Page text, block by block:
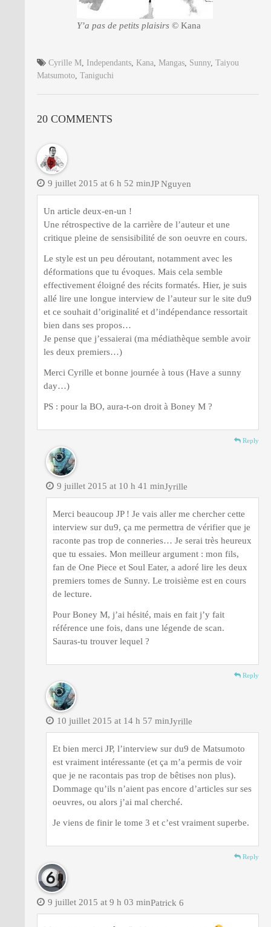
Y’a pas de petits plaisirs © Kana
Cyrille M Independants Kana Mangas Sunny, Taiyou
Matsumoto Taniguchi
20 COMMENTS
JP Nguyen
9 juillet 2015 at 6 h 52 min
Un article deux-en-un !
Une rétrospective de la carrière de l’auteur et une
critique pleine de sensisibilité de son oeuvre en cours.
Le style est un peu déroutant, notamment avec les
déformations que tu évoques. Mais cela semble
effectivement éloigné des récits formatés. Hier, je suis
allé lire une longue interview de l’auteur sur le site du9
et ce souhait d’originalité et d’indépendance ressortait
bien dans ses propos…
Je pense que j’essaierai (ma médiathèque semble avoir
les deux premiers…)
Merci Cyrille et bonne journée à tous (Have a sunny
day…)
PS : pour la BO, aura-t-on droit à Boney M ?
Reply
Jyrille
9 juillet 2015 at 10 h 41 min
Merci beaucoup JP ! Je vais aller me chercher cette
interview sur du9, ça me permettra de vérifier que je
raconte pas trop de conneries… Je serai très heureux
que tu essaies. Mon meilleur argument : mon fils,
fan de One Piece et Soul Eater, a adoré lire les deux
premiers tomes de Sunny. Le troisième est en cours
de lecture.
Pour Boney M, j’ai hésité, mais en fait j’y fait
référence une fois, dans une légende de scan.
Sauras-tu trouver lequel ?
Reply
Jyrille
10 juillet 2015 at 14 h 57 min
Et bien merci JP, l’interview sur du9 de Matsumoto
est vraiment intéressante (et ça m’a permis de voir
que je ne racontais pas trop de bêtises non plus).
Dommage qu’ils n’aient pas encore d’articles sur ses
oeuvres, ou alors j’ai mal cherché.
Je viens de finir le tome 3 et c’est vraiment superbe.
Reply
Patrick 6
9 juillet 2015 at 9 h 03 min